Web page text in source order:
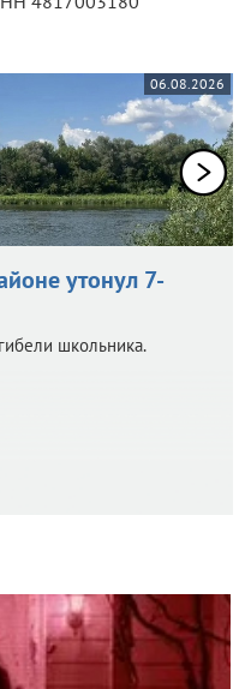
06.08.2026
утонул 7-
школьника.